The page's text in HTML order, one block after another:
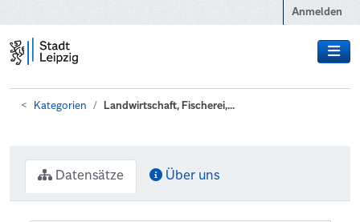
Anmelden
Kategorien Landwirtschaft, Fischerei,...
Datensätze Über uns